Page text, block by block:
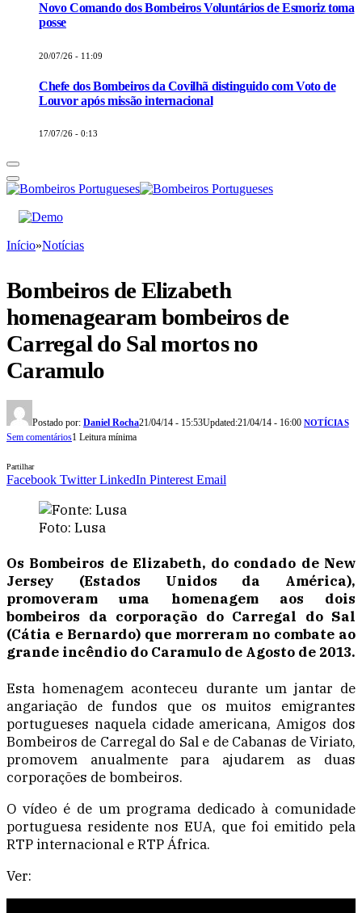
Novo Comando dos Bombeiros Voluntários de Esmoriz toma
posse
20/07/26 - 11:09
Chefe dos Bombeiros da Covilhã distinguido com Voto de
Louvor após missão internacional
17/07/26 - 0:13
Início»Notícias
Bombeiros de Elizabeth
homenagearam bombeiros de
Carregal do Sal mortos no
Caramulo
Postado por: Daniel Rocha21/04/14 - 15:53Updated:21/04/14 - 16:00 NOTÍCIAS
Sem comentários1 Leitura mínima
Partilhar
Facebook Twitter LinkedIn Pinterest Email
Foto: Lusa
Os Bombeiros de Elizabeth, do condado de New
Jersey (Estados Unidos da América),
promoveram uma homenagem aos dois
bombeiros da corporação do Carregal do Sal
(Cátia e Bernardo) que morreram no combate ao
grande incêndio do Caramulo de Agosto de 2013.
Esta homenagem aconteceu durante um jantar de
angariação de fundos que os muitos emigrantes
portugueses naquela cidade americana, Amigos dos
Bombeiros de Carregal do Sal e de Cabanas de Viriato,
promovem anualmente para ajudarem as duas
corporações de bombeiros.
O vídeo é de um programa dedicado à comunidade
portuguesa residente nos EUA, que foi emitido pela
RTP internacional e RTP África.
Ver: